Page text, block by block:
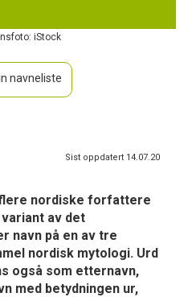
iStock
navneliste
Sist oppdatert 14.07.20
nordiske forfattere
av det
navn på en av tre
nordisk mytologi. Urd
også som etternavn,
med betydningen ur,